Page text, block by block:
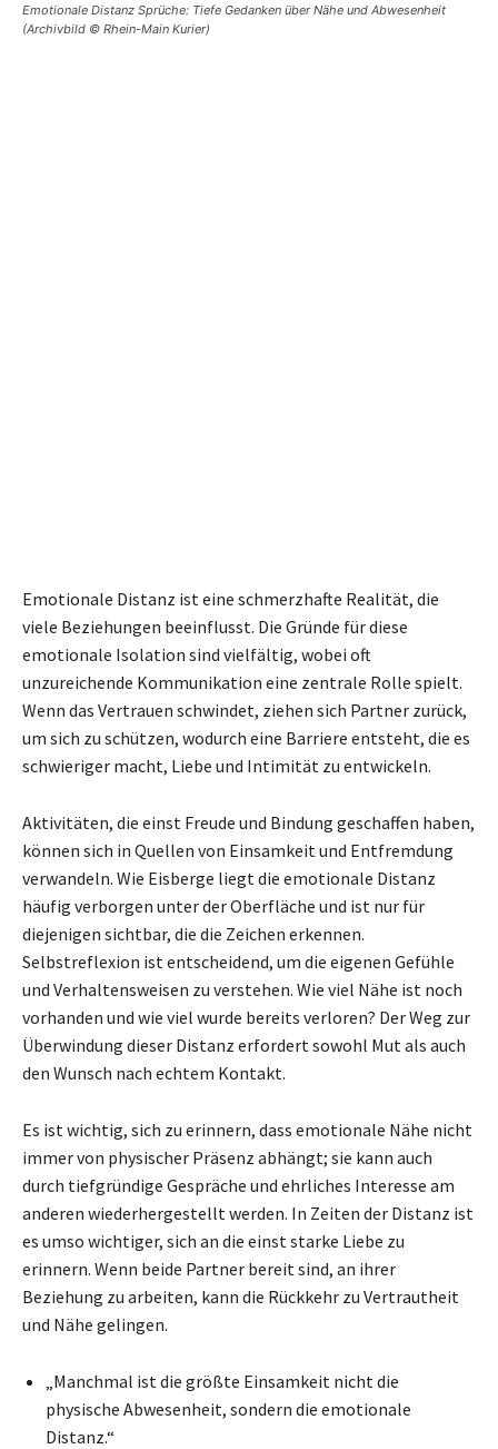
Emotionale Distanz Sprüche: Tiefe Gedanken über Nähe und Abwesenheit
(Archivbild © Rhein-Main Kurier)
Emotionale Distanz ist eine schmerzhafte Realität, die
viele Beziehungen beeinflusst. Die Gründe für diese
emotionale Isolation sind vielfältig, wobei oft
unzureichende Kommunikation eine zentrale Rolle spielt.
Wenn das Vertrauen schwindet, ziehen sich Partner zurück,
um sich zu schützen, wodurch eine Barriere entsteht, die es
schwieriger macht, Liebe und Intimität zu entwickeln.
Aktivitäten, die einst Freude und Bindung geschaffen haben,
können sich in Quellen von Einsamkeit und Entfremdung
verwandeln. Wie Eisberge liegt die emotionale Distanz
häufig verborgen unter der Oberfläche und ist nur für
diejenigen sichtbar, die die Zeichen erkennen.
Selbstreflexion ist entscheidend, um die eigenen Gefühle
und Verhaltensweisen zu verstehen. Wie viel Nähe ist noch
vorhanden und wie viel wurde bereits verloren? Der Weg zur
Überwindung dieser Distanz erfordert sowohl Mut als auch
den Wunsch nach echtem Kontakt.
Es ist wichtig, sich zu erinnern, dass emotionale Nähe nicht
immer von physischer Präsenz abhängt; sie kann auch
durch tiefgründige Gespräche und ehrliches Interesse am
anderen wiederhergestellt werden. In Zeiten der Distanz ist
es umso wichtiger, sich an die einst starke Liebe zu
erinnern. Wenn beide Partner bereit sind, an ihrer
Beziehung zu arbeiten, kann die Rückkehr zu Vertrautheit
und Nähe gelingen.
„Manchmal ist die größte Einsamkeit nicht die
physische Abwesenheit, sondern die emotionale
Distanz.“